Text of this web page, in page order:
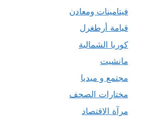
فيتامينات ومعادن
قيامة أرطغرل
كوريا الشمالية
مانشيت
مجتمع و ميديا
مختارات الصحف
مرآة الاقتصاد